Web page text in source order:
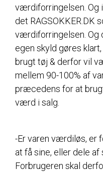
værdiforringelsen. Og
det
værdiforringelsen. Og
egen skyld gøres
brugt tøj & derfor vil
mellem 90-100% af
præcedens for at
værd i salg.
-Er varen værdiløs, er
at få sine, eller dele af
Forbrugeren skal